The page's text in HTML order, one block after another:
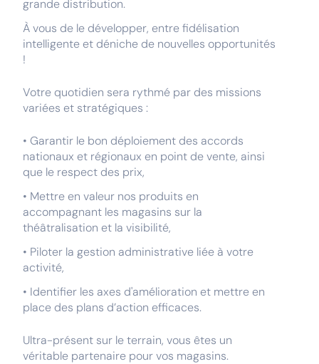
grande distribution.
À vous de le développer, entre fidélisation
intelligente et déniche de nouvelles opportunités
!
Votre quotidien sera rythmé par des missions
variées et stratégiques :
• Garantir le bon déploiement des accords
nationaux et régionaux en point de vente, ainsi
que le respect des prix,
• Mettre en valeur nos produits en
accompagnant les magasins sur la
théâtralisation et la visibilité,
• Piloter la gestion administrative liée à votre
activité,
• Identifier les axes d'amélioration et mettre en
place des plans d’action efficaces.
Ultra-présent sur le terrain, vous êtes un
véritable partenaire pour vos magasins.